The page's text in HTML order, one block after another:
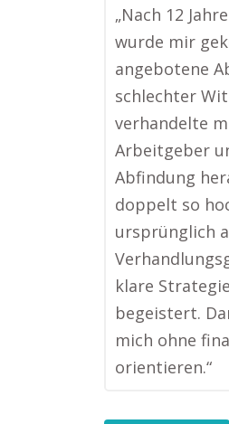
„Nach 12
wurde mir
angebotene
schlechter
verhandelte
Arbeitgeber
Abfindung
doppelt so
ursprünglich
klare
begeistert.
mich ohne
orientieren.“